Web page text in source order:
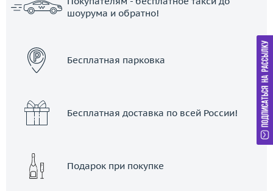
шоурума и обратно!
Бесплатная парковка
Бесплатная доставка по всей России!
Подарок при покупке